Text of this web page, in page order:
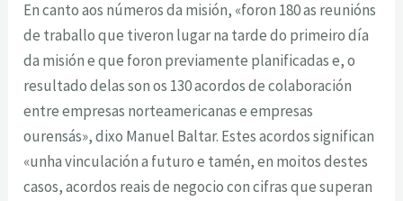
En canto aos números da misión, «foron 180 as reunións
de traballo que tiveron lugar na tarde do primeiro día
da misión e que foron previamente planificadas e, o
resultado delas son os 130 acordos de colaboración
entre empresas norteamericanas e empresas
ourensás», dixo Manuel Baltar. Estes acordos significan
«unha vinculación a futuro e tamén, en moitos destes
casos, acordos reais de negocio con cifras que superan